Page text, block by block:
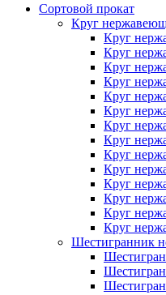
Сортовой прокат
Круг
Круг
Круг
Круг
Круг
Круг
Круг
Круг
Круг
Круг
Круг
Круг
Круг
Круг
Круг
Шестигранник